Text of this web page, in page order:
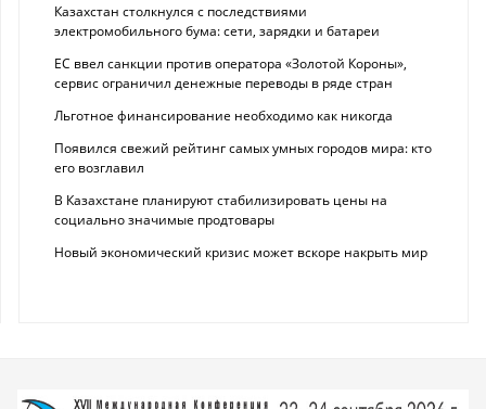
Казахстан столкнулся с последствиями
электромобильного бума: сети, зарядки и батареи
ЕС ввел санкции против оператора «Золотой Короны»,
сервис ограничил денежные переводы в ряде стран
Льготное финансирование необходимо как никогда
Появился свежий рейтинг самых умных городов мира: кто
его возглавил
В Казахстане планируют стабилизировать цены на
социально значимые продтовары
Новый экономический кризис может вскоре накрыть мир